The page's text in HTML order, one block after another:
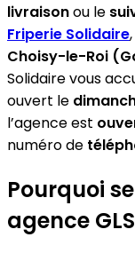
livraisonou le
Friperie Solidaire
Choisy-le-Roi
Solidaire vous
ouvert le
l’agence est
numéro de
Pourquoi
agence